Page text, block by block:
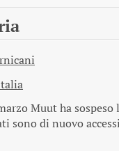
Muut ha sospeso
sono di nuovo